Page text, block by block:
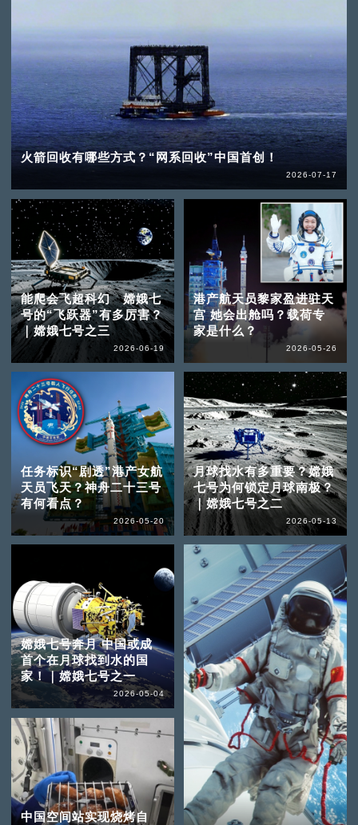
火箭回收有哪些方式？“网系回收”中国首创！
2026-07-17
能爬会飞超科幻 嫦娥七
号的“飞跃器”有多厉害？
｜嫦娥七号之三
2026-06-19
港产航天员黎家盈进驻天
宫 她会出舱吗？载荷专
家是什么？
2026-05-26
任务标识“剧透”港产女航
天员飞天？神舟二十三号
有何看点？
2026-05-20
月球找水有多重要？嫦娥
七号为何锁定月球南极？
｜嫦娥七号之二
2026-05-13
嫦娥七号奔月 中国或成
首个在月球找到水的国
家！｜嫦娥七号之一
2026-05-04
中国空间站实现烧烤自